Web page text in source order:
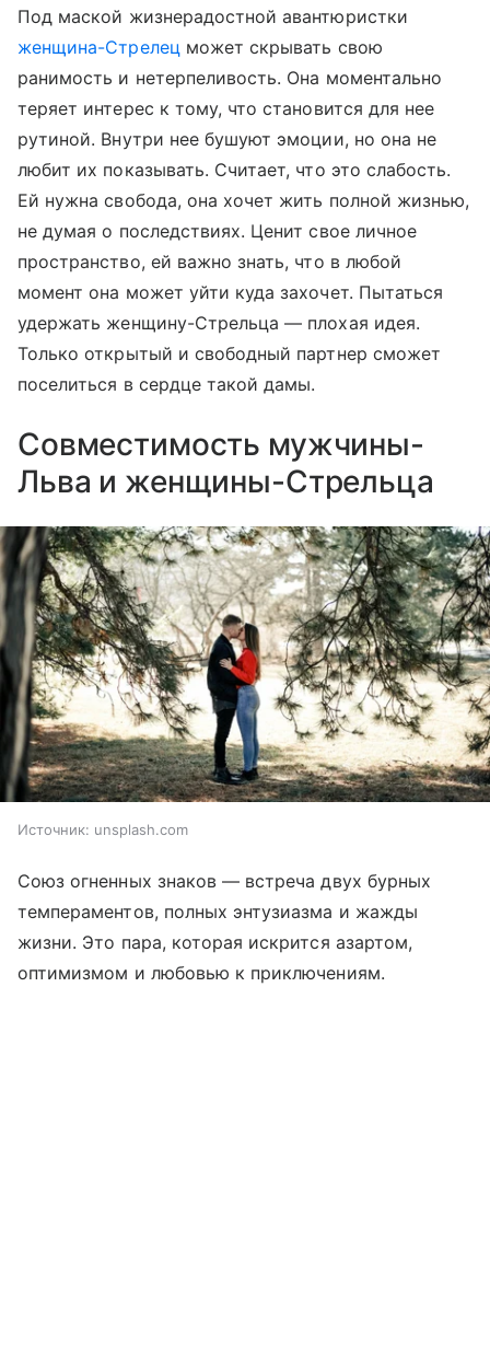
Под маской жизнерадостной авантюристки
женщина-Стрелец может скрывать свою
ранимость и нетерпеливость. Она моментально
теряет интерес к тому, что становится для нее
рутиной. Внутри нее бушуют эмоции, но она не
любит их показывать. Считает, что это слабость.
Ей нужна свобода, она хочет жить полной жизнью,
не думая о последствиях. Ценит свое личное
пространство, ей важно знать, что в любой
момент она может уйти куда захочет. Пытаться
удержать женщину-Стрельца — плохая идея.
Только открытый и свободный партнер сможет
поселиться в сердце такой дамы.
Совместимость мужчины-
Льва и женщины-Стрельца
Источник: unsplash.com
Союз огненных знаков — встреча двух бурных
темпераментов, полных энтузиазма и жажды
жизни. Это пара, которая искрится азартом,
оптимизмом и любовью к приключениям.